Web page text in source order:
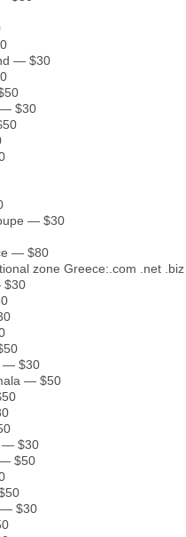
— $30
— $30
— $30
— $80
zone Greece:.com .net
$30
— $30
— $50
— $30
— $50
— $30